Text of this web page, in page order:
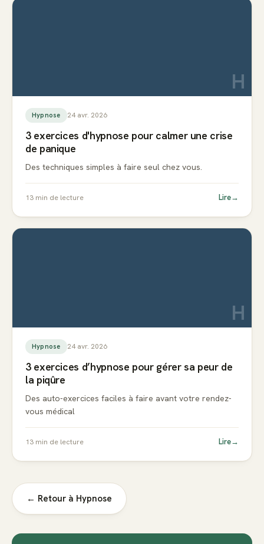
H
Hypnose 24 avr. 2026
3 exercices d'hypnose pour calmer une crise
de panique
Des techniques simples à faire seul chez vous.
13 min de lecture Lire→
H
Hypnose 24 avr. 2026
3 exercices d’hypnose pour gérer sa peur de
la piqûre
Des auto-exercices faciles à faire avant votre rendez-
vous médical
13 min de lecture Lire→
← Retour à Hypnose